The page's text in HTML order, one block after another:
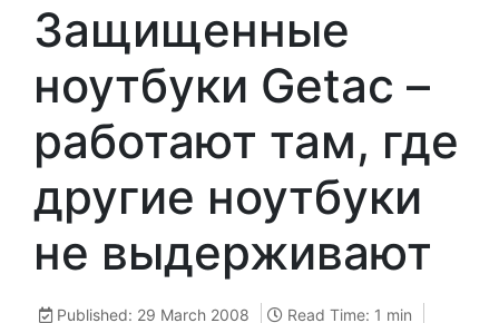
Защищенные
ноутбуки Getac –
работают там, где
другие ноутбуки
не выдерживают
Published: 29 March 2008
Read Time: 1 min